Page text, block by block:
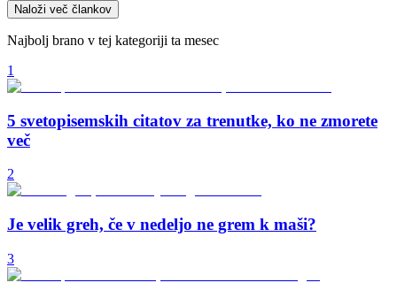
Naloži več člankov
Najbolj brano v tej kategoriji ta mesec
1
5 svetopisemskih citatov za trenutke, ko ne zmorete
več
2
Je velik greh, če v nedeljo ne grem k maši?
3